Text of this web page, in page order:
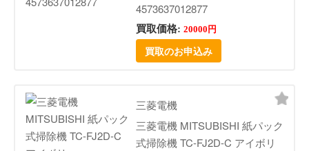
4573637012877
買取価格: 20000円
買取のお申込み
三菱電機
三菱電機 MITSUBISHI 紙パック
式掃除機 TC-FJ2D-C アイボリ